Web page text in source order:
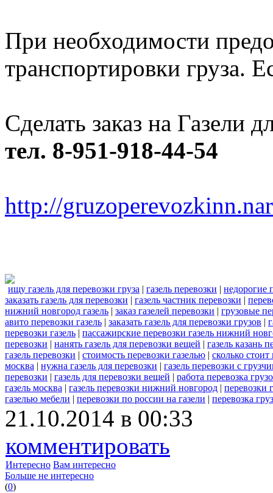
При необходимости
транспортировки груза.
Сделать заказ на Газели
тел. 8-951-918-44-54
http://
ищу газель для перевозки груза | газель перевозки | недорогие
заказать газель для перевозки | газель частник перевозки |
нижний новгород газель | заказ газелей перевозки | грузовые
авито перевозки газель | заказать газель для перевозки грузов |
перевозки газель | пассажирские перевозки газель нижний
перевозки | нанять газель для перевозки вещей | газель казань
газель перевозки | стоимость перевозки газелью | сколько стоит
москва | нужна газель для перевозки | газель перевозки с
перевозки | газель для перевозки вещей | работа перевозка
газель москва | газель перевозки нижний новгород | перевозки
газелью мебели | перевозки по россии на газели | перевозка
21.10.2014 в 00:33
комментировать
Интересно Вам интересно
Больше не интересно
(0)